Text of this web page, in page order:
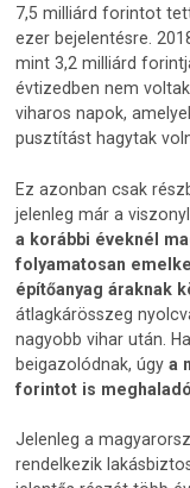
7,5 milliárd forintot
ezer bejelentésre.
mint 3,2 milliárd
évtizedben nem
viharos napok,
pusztítást hagytak
Ez azonban csak
jelenleg már a
a korábbi éveknél
folyamatosan
építőanyag áraknak
átlagkárösszeg
nagyobb vihar után.
beigazolódnak, úgya
forintot is
Jelenleg a
rendelkezik